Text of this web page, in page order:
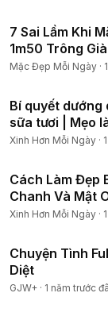
7 Sai Lầm Khi
1m50 Trông
Mặc Đẹp Mỗi Ngày ·
Bí quyết dướng
sữa tươi | Mẹo
Xinh Hơn Mỗi Ngày ·
Cách Làm Đẹp
Chanh Và Mật
Xinh Hơn Mỗi Ngày ·
Chuyện Tình
Diệt
GJW+ · 1 năm trước